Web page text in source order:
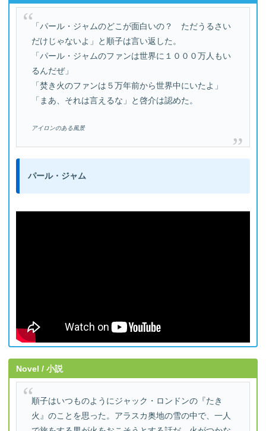
「パール・ジャムのどこが面白いの？ ただうるさい
だけじゃないよ」と順子は言い返した。
「パール・ジャムのファンは世界に１０００万人もい
るんだぜ」
「焚き火のファンは５万年前から世界中にいたよ」
「まあ、それは言えるな」と啓介は認めた。
アイロンのある風景
パール・ジャム
Novel / 小説
順子はいつものようにジャック・ロンドンの『たき
火』のことを思った。アラスカ奥地の雪の中で、一人